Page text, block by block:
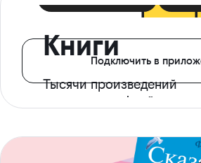
Книги
Тысячи произведений
с доступом офлайн
Подключить в